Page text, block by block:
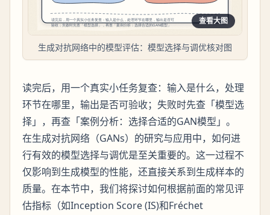
查看大图
生成对抗网络中的模型评估：模型选择与调优核对图
读完后，用一个真实小任务复查：输入是什么，处理
环节在哪里，输出是否可验收；失败时先查「模型选
择」，再查「案例分析：选择合适的GAN模型」。
在生成对抗网络（GANs）的研究与应用中，如何进
行有效的模型选择与调优是至关重要的。这一过程不
仅影响到生成模型的性能，还直接关系到生成样本的
质量。在本节中，我们将探讨如何根据前面的常见评
估指标（如Inception Score (IS)和Fréchet